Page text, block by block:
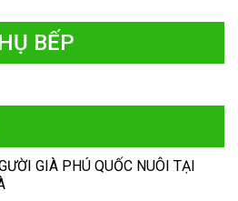
BẾP
GIÀ PHÚ QUỐC NUÔI TẠI